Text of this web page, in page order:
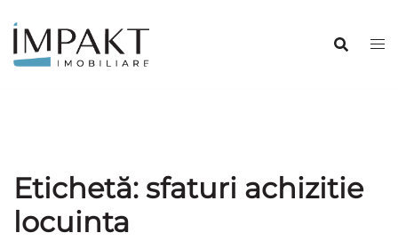
conținut
Etichetă: sfaturi achizitie
locuinta